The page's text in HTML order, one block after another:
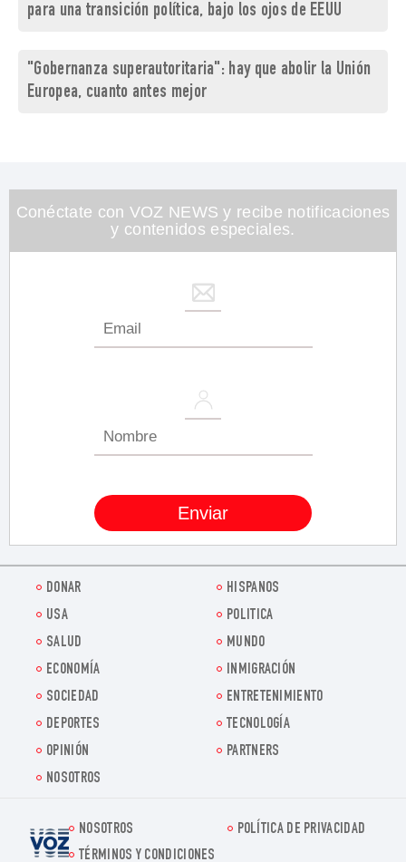
para una transición política, bajo los ojos de EEUU
"Gobernanza superautoritaria": hay que abolir la Unión
Europea, cuanto antes mejor
Conéctate con VOZ NEWS y recibe notificaciones
y contenidos especiales.
DONAR
HISPANOS
USA
POLITICA
SALUD
MUNDO
ECONOMÍA
INMIGRACIÓN
SOCIEDAD
ENTRETENIMIENTO
DEPORTES
TECNOLOGÍA
OPINIÓN
PARTNERS
NOSOTROS
Voz.us
NOSOTROS
POLÍTICA DE PRIVACIDAD
TÉRMINOS Y CONDICIONES